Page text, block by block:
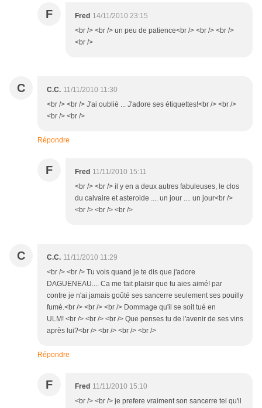
F Fred 14/11/2010 23:15
<br /> <br /> un peu de patience<br /> <br /> <br />
<br />
C C.C. 11/11/2010 11:30
<br /> <br /> J'ai oublié ... J'adore ses étiquettes!<br /> <br />
<br /> <br />
Répondre
F Fred 11/11/2010 15:11
<br /> <br /> il y en a deux autres fabuleuses, le clos
du calvaire et asteroide .... un jour .... un jour<br />
<br /> <br /> <br />
C C.C. 11/11/2010 11:29
<br /> <br /> Tu vois quand je te dis que j'adore
DAGUENEAU.... Ca me fait plaisir que tu aies aimé! par
contre je n'ai jamais goûté ses sancerre seulement ses pouilly
fumé.<br /> <br /> <br /> Dommage qu'il se soit tué en
ULM! <br /> <br /> <br /> Que penses tu de l'avenir de ses vins
après lui?<br /> <br /> <br /> <br />
Répondre
F Fred 11/11/2010 15:10
<br /> <br /> je prefere vraiment son sancerre tel qu'il